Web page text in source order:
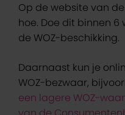
Op de website van
hoe. Doe dit binnen
de WOZ-beschikking.
Daarnaast kun je
WOZ-bezwaar,
een lagere WOZ-